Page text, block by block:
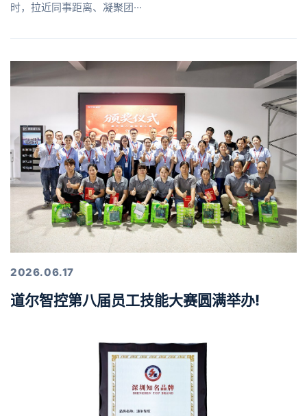
时，拉近同事距离、凝聚团···
2026.06.17
道尔智控第八届员工技能大赛圆满举办!